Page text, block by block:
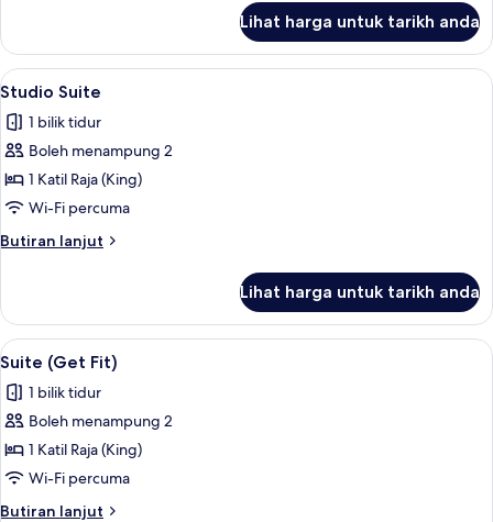
Ratu
(Queen)
(Nyonya
Diva)
Double
Room,
1
Ratu
(Queen)
Diva)
Lihat harga untuk tarikh anda
Lihat
semua
foto
untuk
Studio
Suite
Studio Suite | Busa memori, bar
1
Studio Suite
1 bilik tidur
Boleh menampung 2
1 Katil Raja (King)
Wi-Fi percuma
Butiran lanjut
Butiran
Suite
Lihat harga untuk tarikh anda
Lihat
semua
foto
untuk
Suite
(Get
Fit)
Suite (Get Fit) | Busa memori, bar
1
Suite (Get Fit)
1 bilik tidur
Boleh menampung 2
1 Katil Raja (King)
Wi-Fi percuma
Butiran lanjut
Butiran